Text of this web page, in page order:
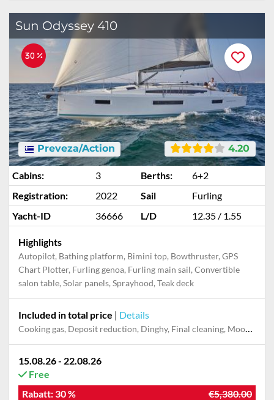
Sun Odyssey 410
30 %
4.20
Preveza/Action
Cabins: 3 Berths:
6+2
Registration:
2022 Sail
Furling
Yacht-ID
36666 L/D 12.35 / 1.55
Highlights
Autopilot, Bathing platform, Bimini top, Bowthruster, GPS
Chart Plotter, Furling genoa, Furling main sail, Convertible
salon table, Solar panels, Sprayhood, Teak deck
Included in total price | Details
Cooking gas, Deposit reduction, Dinghy, Final cleaning, Mooring in home marina for first and last night, Outboard engine, Pillow, blanket, sheets, duvet cover, Towels
15.08.26 - 22.08.26
Free
Rabatt: 30 % €5,380.00